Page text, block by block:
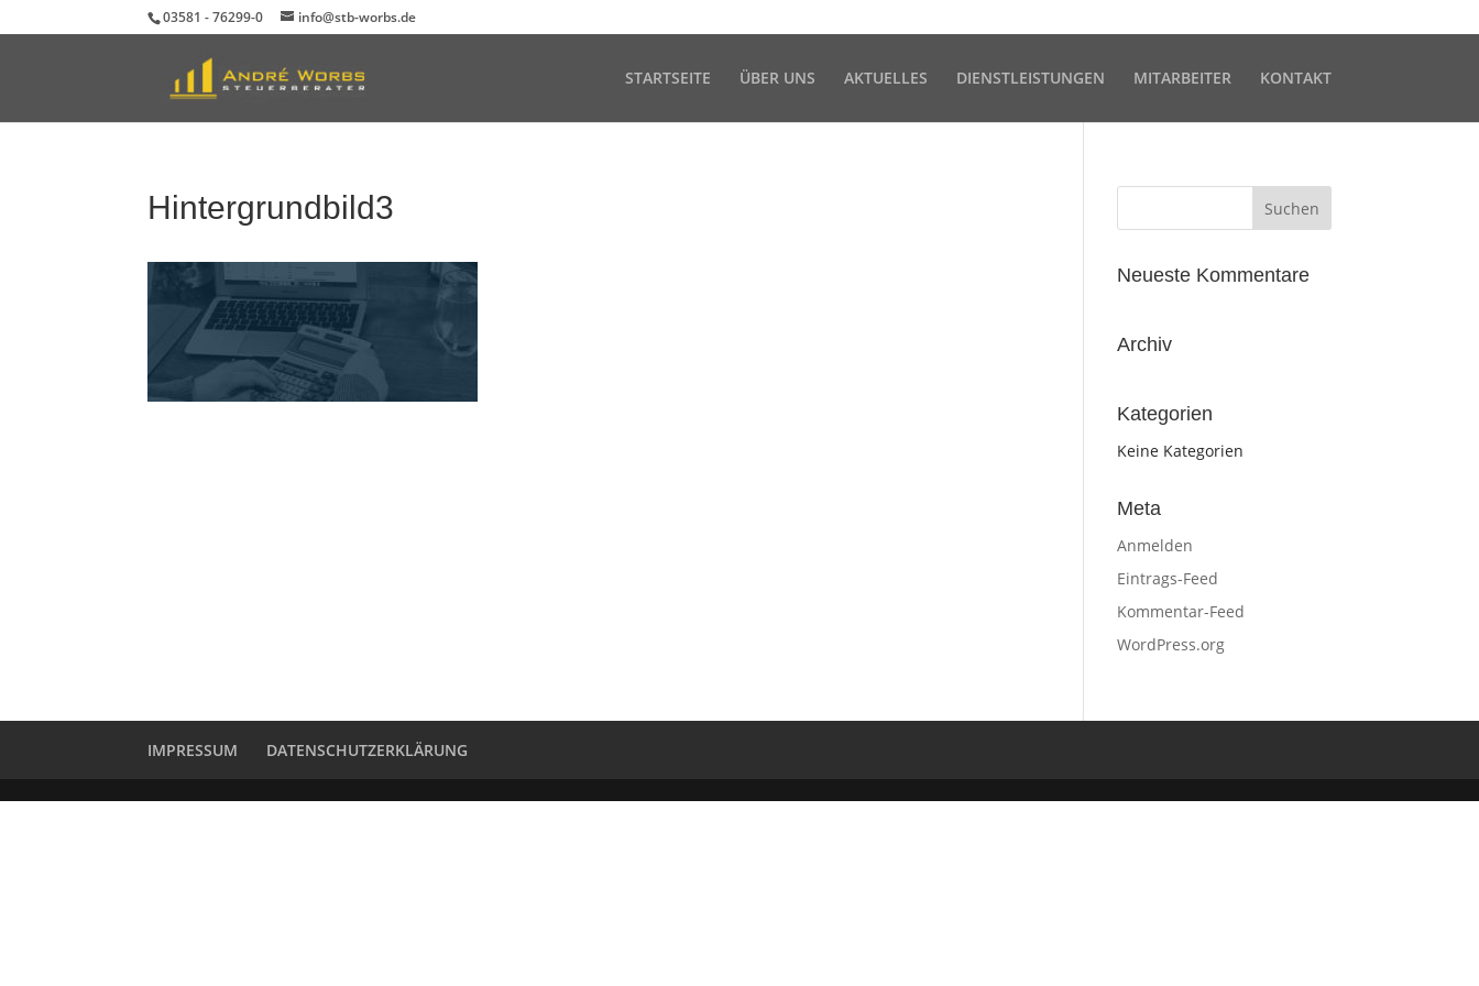
03581 - 76299-0 info@stb-worbs.de
STARTSEITE ÜBER UNS AKTUELLES DIENSTLEISTUNGEN MITARBEITER KONTAKT
Hintergrundbild3
Neueste Kommentare
Archiv
Kategorien
Keine Kategorien
Meta
Anmelden
Eintrags-Feed
Kommentar-Feed
WordPress.org
IMPRESSUM DATENSCHUTZERKLÄRUNG
Durch die weitere Nutzung der Seite stimmen Sie der Verwendung von Cookies zu.